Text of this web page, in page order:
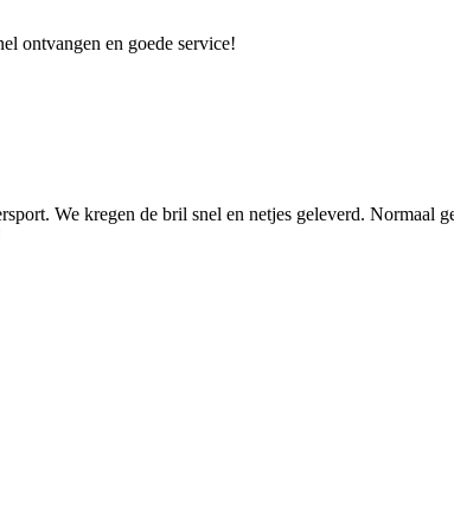
ontvangen en goede service!
We kregen de bril snel en netjes geleverd. Normaal